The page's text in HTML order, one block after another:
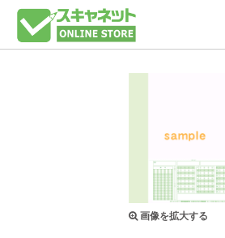
画像を拡大する